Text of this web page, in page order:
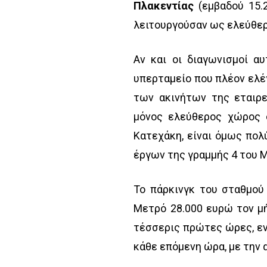
Πλακεντίας (εμβαδού
λειτουργούσαν ως
Αν και οι διαγωνισμοί
υπερταμείο που πλέον
των ακινήτων της
μόνος ελεύθερος χώρος
Κατεχάκη, είναι όμως
έργων της γραμμής 4 του
Το πάρκινγκ του
Μετρό 28.000 ευρώ τον
τέσσερις πρώτες ώρες,
κάθε επόμενη ώρα, με την